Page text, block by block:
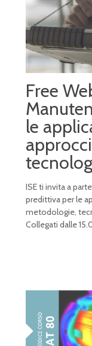
Free
le
ISE ti invita a
predittiva per le
metodologie,
Collegati dalle